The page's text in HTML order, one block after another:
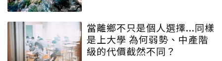
當離鄉不只是個人選擇...同樣
是上大學 為何弱勢、中產階
級的代價截然不同？